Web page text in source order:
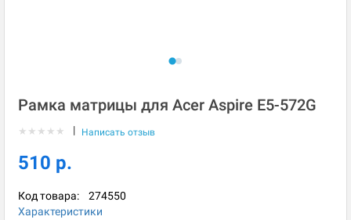
Рамка матрицы для Acer Aspire E5-572G
★ ★ ★ ★ ★ | Написать отзыв
510 р.
Код товара: 274550
Характеристики